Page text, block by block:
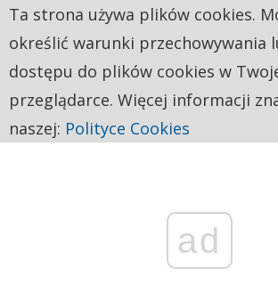
ad
Ta strona używa plików cookies.
określić warunki przechowywania
dostępu do plików cookies w
przeglądarce. Więcej informacji
naszej: Polityce Cookies